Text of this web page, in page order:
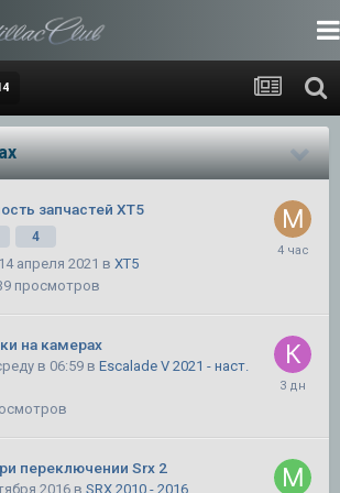
запчастей XT5
4
14 апреля 2021 в XT5
просмотров
на камерах
в 06:59 в Escalade V 2021 - наст.
переключении Srx 2
2016 в SRX 2010 - 2016